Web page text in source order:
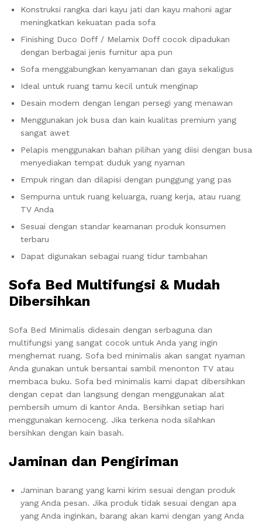
Konstruksi rangka dari kayu jati dan kayu mahoni agar
meningkatkan kekuatan pada sofa
Finishing Duco Doff / Melamix Doff cocok dipadukan
dengan berbagai jenis furnitur apa pun
Sofa menggabungkan kenyamanan dan gaya sekaligus
Ideal untuk ruang tamu kecil untuk menginap
Desain modern dengan lengan persegi yang menawan
Menggunakan jok busa dan kain kualitas premium yang
sangat awet
Pelapis menggunakan bahan pilihan yang diisi dengan busa
menyediakan tempat duduk yang nyaman
Empuk ringan dan dilapisi dengan punggung yang pas
Sempurna untuk ruang keluarga, ruang kerja, atau ruang
TV Anda
Sesuai dengan standar keamanan produk konsumen
terbaru
Dapat digunakan sebagai ruang tidur tambahan
Sofa Bed Multifungsi & Mudah
Dibersihkan
Sofa Bed Minimalis didesain dengan serbaguna dan
multifungsi yang sangat cocok untuk Anda yang ingin
menghemat ruang. Sofa bed minimalis akan sangat nyaman
Anda gunakan untuk bersantai sambil menonton TV atau
membaca buku. Sofa bed minimalis kami dapat dibersihkan
dengan cepat dan langsung dengan menggunakan alat
pembersih umum di kantor Anda. Bersihkan setiap hari
menggunakan kemoceng. Jika terkena noda silahkan
bersihkan dengan kain basah.
Jaminan dan Pengiriman
Jaminan barang yang kami kirim sesuai dengan produk
yang Anda pesan. Jika produk tidak sesuai dengan apa
yang Anda inginkan, barang akan kami dengan yang Anda